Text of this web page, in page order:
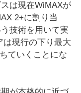
は現在WiMAXが
2+に割り当
技術を用いて実
は現行の下り最大
ていくことにな